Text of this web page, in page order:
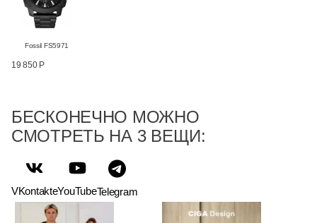
Fossil FS5971
19 850 Р
БЕСКОНЕЧНО МОЖНО
СМОТРЕТЬ НА 3 ВЕЩИ:
VKontakteYouTubeTelegram